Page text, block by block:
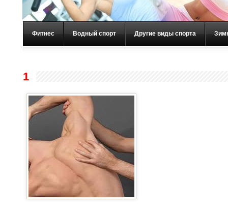
Фитнес Водный спорт Другие виды спорта
1